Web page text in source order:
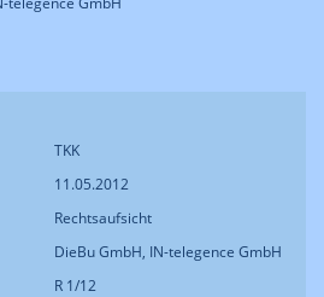
TKK
11.05.2012
Rechtsaufsicht
DieBu GmbH, IN-telegence GmbH
R 1/12